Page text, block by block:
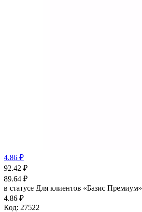
4.86 ₽
92.42 ₽
89.64 ₽
в статусе Для клиентов «Базис Премиум»
4.86 ₽
Код: 27522